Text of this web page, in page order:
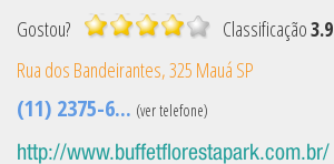
Gostou? Classificação3.9
Rua dos Bandeirantes, 325 Mauá SP
(11) 2375-6... (ver telefone)
http://www.buffetflorestapark.com.br/